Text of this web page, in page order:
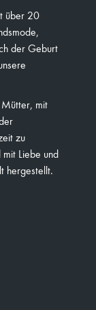
über 20
der Geburt
mit
zu
Liebe und
hergestellt.